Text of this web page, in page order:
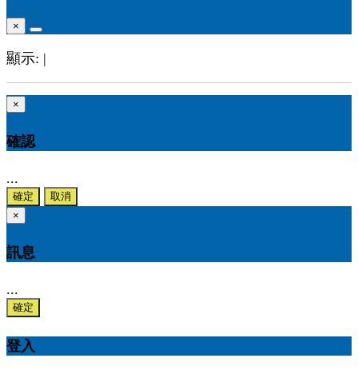
×
顯示: |
×
確認
...
確定
取消
×
訊息
...
確定
登入